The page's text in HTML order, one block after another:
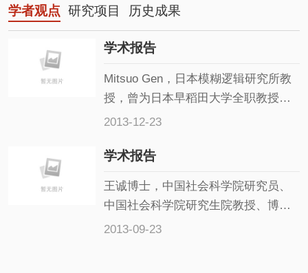
学者观点 研究项目 历史成果
学术报告
Mitsuo Gen，日本模糊逻辑研究所教
授，曾为日本早稻田大学全职教授、
加利福尼亚大学伯克利分校、台湾国
域包括模糊逻辑、人工神经元网络、
（evolutionary computing）领域的知
名专家
2013-12-23
学术报告
王诚博士，中国社会科学院研究员、
中国社会科学院研究生院教授、博士
生导师、《经济研究》杂志副主编、
2013-09-23